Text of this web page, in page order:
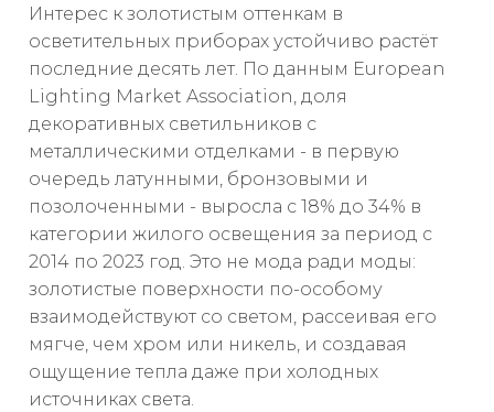
Интерес к золотистым оттенкам в
осветительных приборах устойчиво растёт
последние десять лет. По данным European
Lighting Market Association, доля
декоративных светильников с
металлическими отделками - в первую
очередь латунными, бронзовыми и
позолоченными - выросла с 18% до 34% в
категории жилого освещения за период с
2014 по 2023 год. Это не мода ради моды:
золотистые поверхности по-особому
взаимодействуют со светом, рассеивая его
мягче, чем хром или никель, и создавая
ощущение тепла даже при холодных
источниках света.